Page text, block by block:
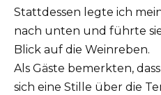
Stattdessen legte ich
nach unten und führte
Blick auf die Weinreben.
Als Gäste bemerkten,
sich eine Stille über die